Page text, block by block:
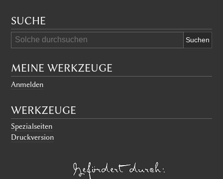
SUCHE
MEINE WERKZEUGE
Anmelden
WERKZEUGE
Spezialseiten
Druckversion